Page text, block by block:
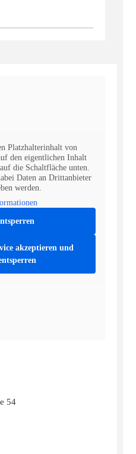
Platzhalterinhalt von
den eigentlichen Inhalt
die Schaltfläche unten.
Daten an Drittanbieter
werden.
akzeptieren und
54